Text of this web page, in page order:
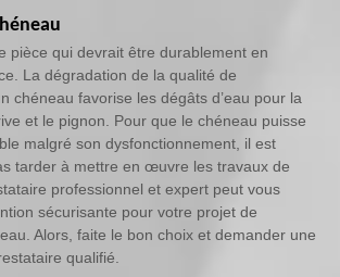
pièce qui devrait être durablement en
La dégradation de la qualité de
chéneau favorise les dégâts d’eau pour la
et le pignon. Pour que le chéneau puisse
malgré son dysfonctionnement, il est
tarder à mettre en œuvre les travaux de
professionnel et expert peut vous
sécurisante pour votre projet de
Alors, faite le bon choix et demander une
qualifié.